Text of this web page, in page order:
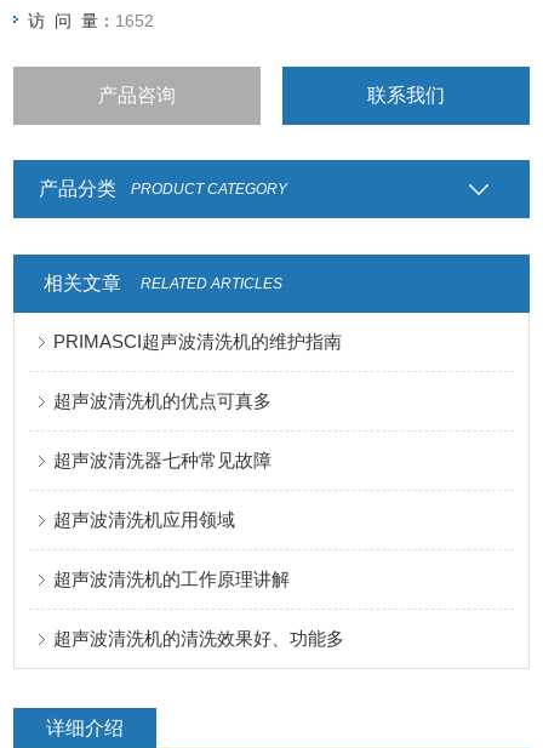
访 问 量： 1652
产品咨询 联系我们
产品分类 PRODUCT CATEGORY
相关文章 RELATED ARTICLES
PRIMASCI超声波清洗机的维护指南
超声波清洗机的优点可真多
超声波清洗器七种常见故障
超声波清洗机应用领域
超声波清洗机的工作原理讲解
超声波清洗机的清洗效果好、功能多
详细介绍